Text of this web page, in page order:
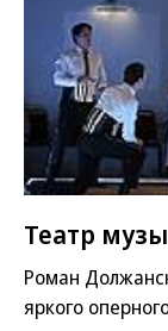
Театр
Роман
яркого